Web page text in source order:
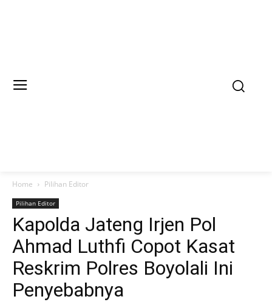
Home Pilihan Editor
Pilihan Editor
Kapolda Jateng Irjen Pol
Ahmad Luthfi Copot Kasat
Reskrim Polres Boyolali Ini
Penyebabnya